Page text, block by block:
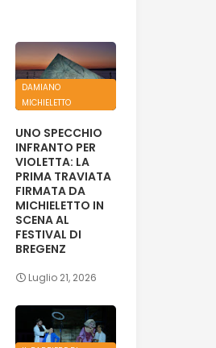
DAMIANO
MICHIELETTO
UNO SPECCHIO
INFRANTO PER
VIOLETTA: LA
PRIMA TRAVIATA
FIRMATA DA
MICHIELETTO IN
SCENA AL
FESTIVAL DI
BREGENZ
Luglio 21, 2026